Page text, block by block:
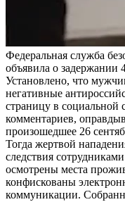
Федеральная служба
объявила о задержании
Установлено, что
негативные
страницу в социальной
комментариев,
произошедшее 26
Тогда жертвой
следствия
осмотрены места
конфискованы
коммуникации.